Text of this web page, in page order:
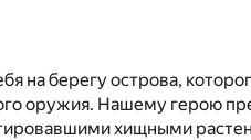
на берегу острова,
оружия. Нашему герою
хищными